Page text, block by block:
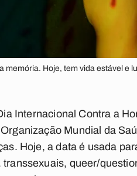
memória. Hoje, tem vida estável
Internacional Contra a
Mundial da
Hoje, a data é usada
queer/